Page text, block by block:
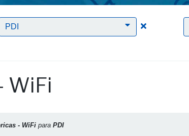
el filtro Redes inalámbricas - WiFi
PDI Clic para
WiFi
- WiFi para PDI